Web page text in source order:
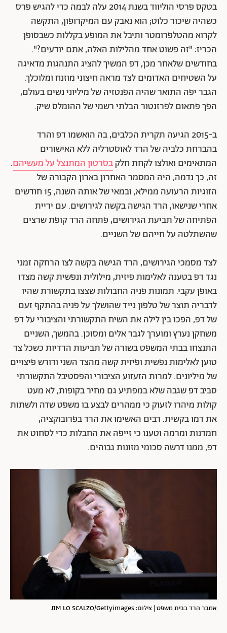
בטקס פרסי הוליווד בשנת 2014 עלה לבמה כדי להגיש פרס
כשהיה שיכור כלוט; הוא נאבק עם המיקרופון, התקשה
לקרוא מהטלפרומטר ותיבל את המופע בקללות כשבסופן
הכריז: "זה פשוט אחד מהלילות האלה, אתם יודעים?".
בחודשים שלאחר מכן, דפ המשיך להציג התנהגות מדאיגה
על השטיחים האדומים לצד מראה חיצוני מוזנח ומלוכלך.
הגבר יפה התואר שהיה הפנטזיה של מיליוני נשים בעולם,
הפך פתאום לפרזנטור הבלתי רשמי של ההומלס שיק.
ב-2015 הגיעה תקרית הכלבים, בה הואשמו דפ והרד
בהברחת כלביה של הרד לאוסטרליה ללא האישורים
המתאימים ואולצו לקחת חלקבסרטון המתנצל על מעשיהם.
זה, כך נדמה, היה המסמר האחרון בארון הקבורה של
הזוגיות הרעועה ממילא, ובמאי של אותה השנה, 15 חודשים
אחרי שנישאו, הרד הגישה בקשה לגירושים. עם יריית
הפתיחה של תביעת הגירושים, פתחה הרד קופת שרצים
שהשתלטה על חייהם של השניים.
לצד מסמכי הגירושים, הרד הגישה בקשה לצו הרחקה זמני
נגד דפ בטענה לאלימות פיזית, מילולית ונפשית קשה מצדו
באופן עקבי. תמונות פניה החבולות שצצו בתקשורת שהיו
לדבריה תוצר של טלפון נייד שהושלך על פניה בהתקף זעם
של דפ, הפכו בין לילה את השיח התקשורתי והציבורי על דפ
משחקן נערץ ומוערך לגבר אלים ומסוכן. בהמשך, השניים
התנצחו בבתי המשפט בשורה של תביעות הדדיות כשכל צד
טוען לאלימות נפשית ופיזית קשה מהצד השני ודורש פיצויים
של מיליונים. למרות הזעזוע הציבורי והפסטיבל התקשורתי
סביב דפ שגבה שלא במפתיע גם מחיר בקופות, לא מעט
קולות מיהרו לזעוק כי ממהרים לבצע בו משפט שדה ולשתות
את דמו בקשית. רבים האשימו את הרד בפרובוקציה,
חמדנות ומרמה וטענו כי זייפה את החבלות כדי לסחוט את
דפ, ממנו דרשה סכומי מזונות גבוהים.
אמבר הרד בבית משפט | צילום: JIM LO SCALZO/Gettyimages